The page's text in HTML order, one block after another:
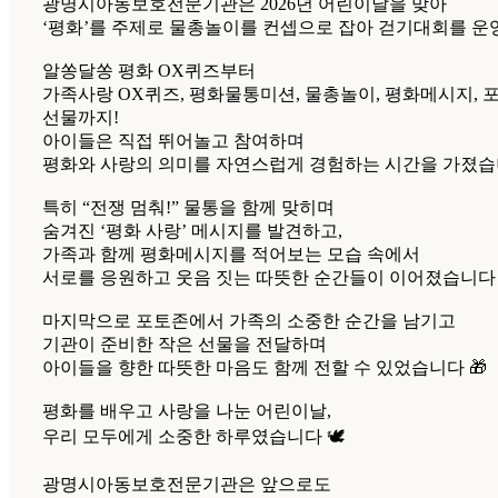
광명시아동보호전문기관은 2026년 어린이날을 맞아
‘평화’를 주제로 물총놀이를 컨셉으로 잡아 걷기대회를 운
알쏭달쏭 평화 OX퀴즈부터
가족사랑 OX퀴즈, 평화물통미션, 물총놀이, 평화메시지,
선물까지!
아이들은 직접 뛰어놀고 참여하며
평화와 사랑의 의미를 자연스럽게 경험하는 시간을 가졌습
특히 “전쟁 멈춰!” 물통을 함께 맞히며
숨겨진 ‘평화 사랑’ 메시지를 발견하고,
가족과 함께 평화메시지를 적어보는 모습 속에서
서로를 응원하고 웃음 짓는 따뜻한 순간들이 이어졌습니다
마지막으로 포토존에서 가족의 소중한 순간을 남기고
기관이 준비한 작은 선물을 전달하며
아이들을 향한 따뜻한 마음도 함께 전할 수 있었습니다 🎁
평화를 배우고 사랑을 나눈 어린이날,
우리 모두에게 소중한 하루였습니다 🕊️
광명시아동보호전문기관은 앞으로도